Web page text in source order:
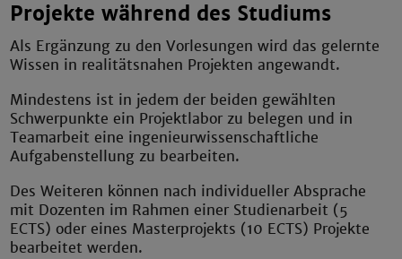
Projekte während des Studiums
Als Ergänzung zu den Vorlesungen wird das gelernte
Wissen in realitätsnahen Projekten angewandt.
Mindestens ist in jedem der beiden gewählten
Schwerpunkte ein Projektlabor zu belegen und in
Teamarbeit eine ingenieurwissenschaftliche
Aufgabenstellung zu bearbeiten.
Des Weiteren können nach individueller Absprache
mit Dozenten im Rahmen einer Studienarbeit (5
ECTS) oder eines Masterprojekts (10 ECTS) Projekte
bearbeitet werden.